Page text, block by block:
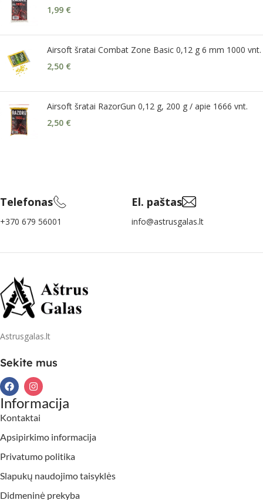
1,99 €
Airsoft šratai Combat Zone Basic 0,12 g 6 mm 1000 vnt.
2,50 €
Airsoft šratai RazorGun 0,12 g, 200 g / apie 1666 vnt.
2,50 €
Telefonas
+370 679 56001
El. paštas
info@astrusgalas.lt
Astrusgalas.lt
Sekite mus
Informacija
Kontaktai
Apsipirkimo informacija
Privatumo politika
Slapukų naudojimo taisyklės
Didmeninė prekyba